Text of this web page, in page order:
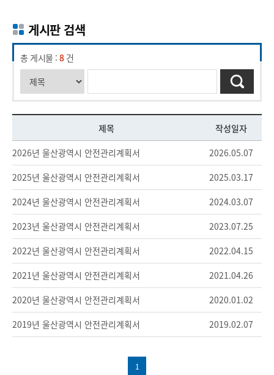
게시판 검색
총 게시물 : 8건
제목
작성일자
2026년 울산광역시 안전관리계획서
2026.05.07
2025년 울산광역시 안전관리계획서
2025.03.17
2024년 울산광역시 안전관리계획서
2024.03.07
2023년 울산광역시 안전관리계획서
2023.07.25
2022년 울산광역시 안전관리계획서
2022.04.15
2021년 울산광역시 안전관리계획서
2021.04.26
2020년 울산광역시 안전관리계획서
2020.01.02
2019년 울산광역시 안전관리계획서
2019.02.07
1